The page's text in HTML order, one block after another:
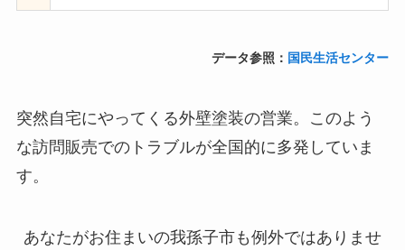
データ参照： 国民生活センター
突然自宅にやってくる外壁塗装の営業。このよう
な訪問販売でのトラブルが全国的に多発していま
す。
あなたがお住まいの我孫子市も例外ではありませ